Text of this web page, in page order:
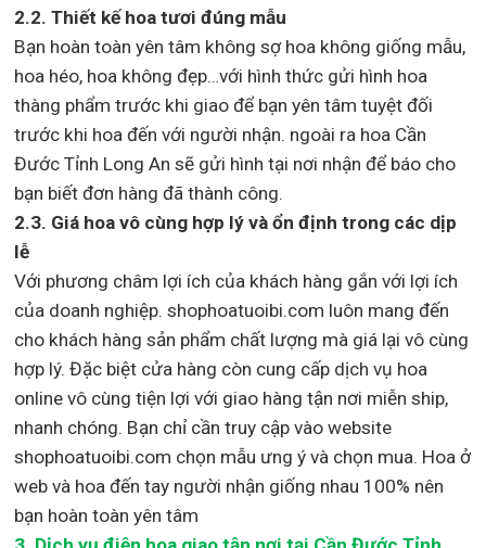
2.2. Thiết kế hoa tươi đúng mẫu
Bạn hoàn toàn yên tâm không sợ hoa không giống mẫu,
hoa héo, hoa không đẹp…với hình thức gửi hình hoa
thàng phẩm trước khi giao để bạn yên tâm tuyệt đối
trước khi hoa đến với người nhận. ngoài ra hoa Cần
Đước Tỉnh Long An sẽ gửi hình tại nơi nhận để báo cho
bạn biết đơn hàng đã thành công.
2.3. Giá hoa vô cùng hợp lý và ổn định trong các dịp
lễ
Với phương châm lợi ích của khách hàng gắn với lợi ích
của doanh nghiệp. shophoatuoibi.com luôn mang đến
cho khách hàng sản phẩm chất lượng mà giá lại vô cùng
hợp lý. Đặc biệt cửa hàng còn cung cấp dịch vụ hoa
online vô cùng tiện lợi với giao hàng tận nơi miễn ship,
nhanh chóng. Bạn chỉ cần truy cập vào website
shophoatuoibi.com chọn mẫu ưng ý và chọn mua. Hoa ở
web và hoa đến tay người nhận giống nhau 100% nên
bạn hoàn toàn yên tâm